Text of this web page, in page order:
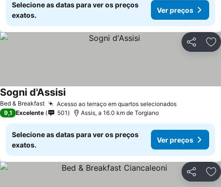
Selecione as datas para ver os preços
exatos.
Ver preços
Partilhar
Bed & Breakfast Acesso ao terraço em quartos selecionados
Sogni d'Assisi
9,1 Excelente 501 Assis, a 16.0 km de Torgiano
Selecione as datas para ver os preços
exatos.
Ver preços
Partilhar